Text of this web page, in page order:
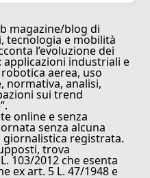
magazine/blog di
tecnologia e mobilità
l’evoluzione dei
industriali e
aerea, uso
normativa, analisi,
sui trend
online e senza
senza alcuna
giornalistica registrata.
trova
103/2012 che esenta
ex art. 5 L. 47/1948 e